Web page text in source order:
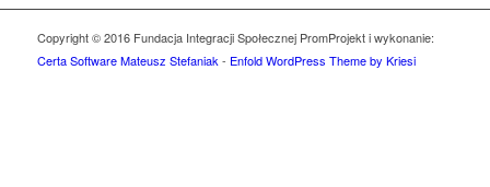
Copyright © 2016 Fundacja Integracji Społecznej PromProjekt i wykonanie:
Certa Software Mateusz Stefaniak - Enfold WordPress Theme by Kriesi